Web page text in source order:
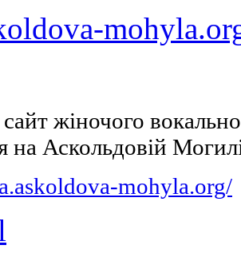
жіночого
на Аскольдовій
mohyla.org/